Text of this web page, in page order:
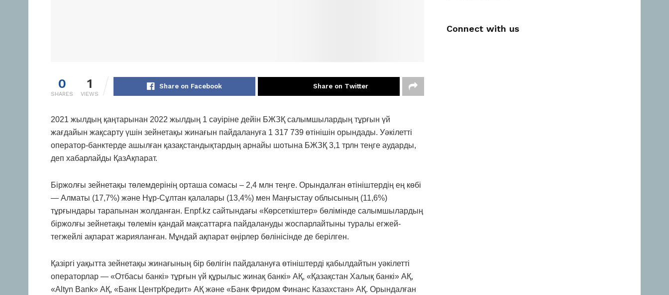
0
SHARES
1
VIEWS
Share on Facebook Share on Twitter
2021 жылдың қаңтарынан 2022 жылдың 1 сәуіріне дейін БЖЗҚ салымшылардың тұрғын үй
жағдайын жақсарту үшін зейнетақы жинағын пайдалануға 1 317 739 өтінішін орындады. Уәкілетті
оператор-банктерде ашылған қазақстандықтардың арнайы шотына БЖЗҚ 3,1 трлн теңге аударды,
деп хабарлайды ҚазАқпарат.
Біржолғы зейнетақы төлемдерінің орташа сомасы – 2,4 млн теңге. Орындалған өтініштердің ең көбі
— Алматы (17,7%) және Нұр-Сұлтан қалалары (13,4%) мен Маңғыстау облысының (11,6%)
тұрғындары тарапынан жолданған. Enpf.kz сайтындағы «Көрсеткіштер» бөлімінде салымшылардың
біржолғы зейнетақы төлемін қандай мақсаттарға пайдалануды жоспарлайтыны туралы егжей-
тегжейлі ақпарат жарияланған. Мұндай ақпарат өңірлер бөлінісінде де берілген.
Қазіргі уақытта зейнетақы жинағының бір бөлігін пайдалануға өтініштерді қабылдайтын уәкілетті
операторлар — «Отбасы банкі» тұрғын үй құрылыс жинақ банкі» АҚ, «Қазақстан Халық банкі» АҚ,
«Altyn Bank» АҚ, «Банк ЦентрКредит» АҚ және «Банк Фридом Финанс Казахстан» АҚ. Орындалған
Connect with us